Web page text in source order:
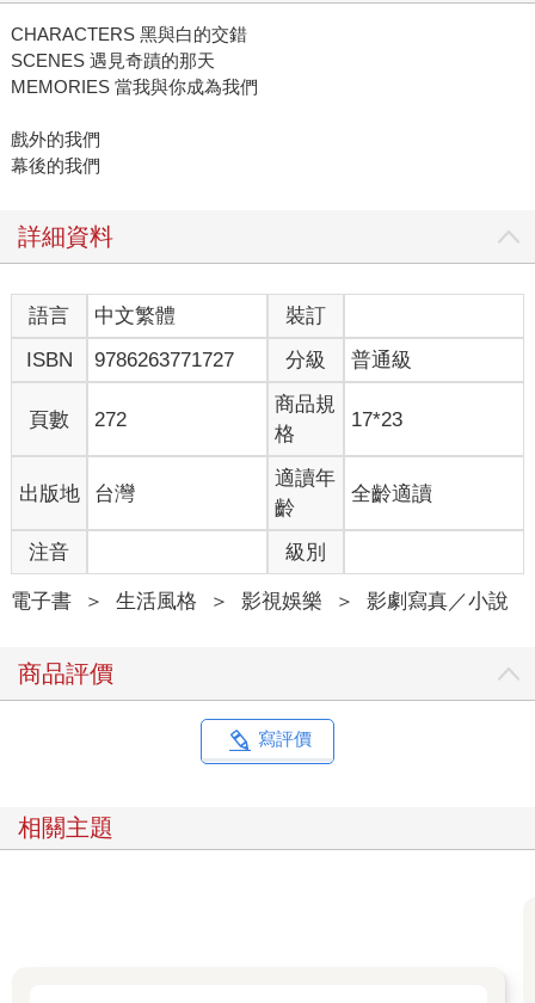
CHARACTERS 黑與白的交錯
SCENES 遇見奇蹟的那天
MEMORIES 當我與你成為我們
戲外的我們
幕後的我們
詳細資料
語言 中文繁體
裝訂
ISBN
9786263771727 分級 普通級
頁數 272
商品規
格
17*23
出版地 台灣
適讀年
齡
全齡適讀
注音 級別
電子書 ＞ 生活風格 ＞ 影視娛樂 ＞ 影劇寫真／小說
商品評價
寫評價
相關主題